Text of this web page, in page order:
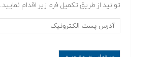
توانید از طریق تکمیل فرم زیر اقدام نمایید.